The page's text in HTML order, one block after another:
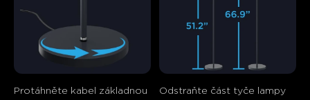
Protáhněte kabel základnou
Odstraňte část tyče lampy